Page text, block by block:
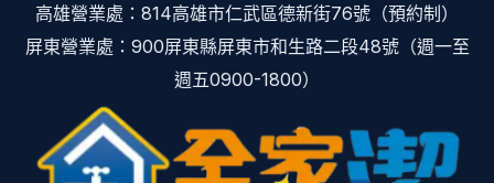
高雄營業處：814高雄市仁武區德新街76號（預約制）
屏東營業處：900屏東縣屏東市和生路二段48號（週一至
週五0900-1800）